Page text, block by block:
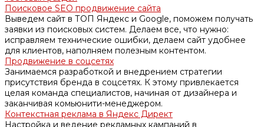
Поисковое SEO продвижение сайта
Выведем сайт в ТОП Яндекс и Google, поможем получать
заявки из поисковых систем. Делаем все, что нужно:
исправляем технические ошибки, делаем сайт удобнее
для клиентов, наполняем полезным контентом.
Продвижение в соцсетях
Занимаемся разработкой и внедрением стратегии
присутствия бренда в соцсетях. К этому привлекается
целая команда специалистов, начиная от дизайнера и
заканчивая комьюнити-менеджером.
Контекстная реклама в Яндекс Директ
Настройка и ведение рекламных кампаний в